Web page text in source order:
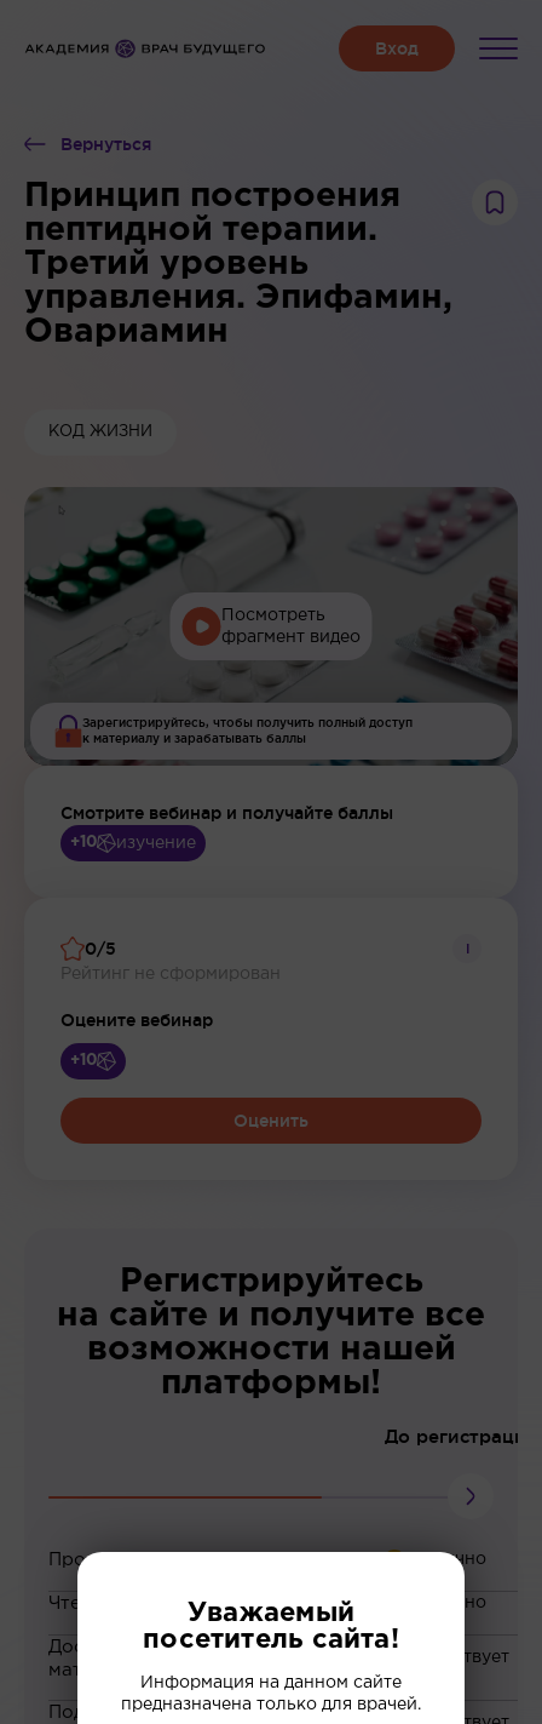
Вернуться
Принцип построения
пептидной терапии.
Третий уровень
управления. Эпифамин,
Овариамин
КОД ЖИЗНИ
Посмотреть
фрагмент видео
Зарегистрируйтесь, чтобы получить полный доступ
к материалу и зарабатывать баллы
Смотрите вебинар и получайте баллы
+10 изучение
0/5
Рейтинг не сформирован
i
Оцените вебинар
+10
Оценить
Регистрируйтесь
на сайте и получите все
возможности нашей
платформы!
До регистрации
Просмотр вебинаров
Чтение статей
Доступ к закрытым
материалам
Подборка материалов на
Уважаемый
посетитель сайта!
Информация на данном сайте
предназначена только для врачей.